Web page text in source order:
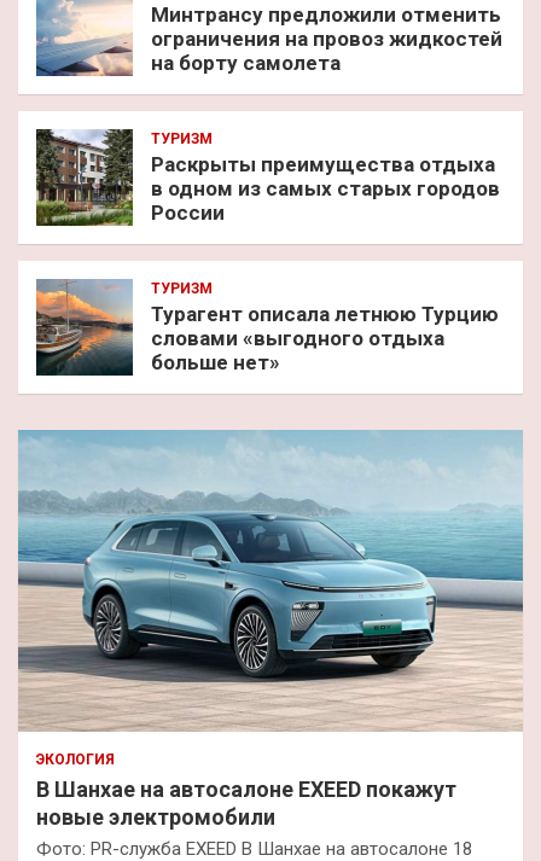
Минтрансу предложили отменить
ограничения на провоз жидкостей
на борту самолета
ТУРИЗМ
Раскрыты преимущества отдыха
в одном из самых старых городов
России
ТУРИЗМ
Турагент описала летнюю Турцию
словами «выгодного отдыха
больше нет»
ЭКОЛОГИЯ
В Шанхае на автосалоне EXEED покажут
новые электромобили
Фото: PR-служба EXEED В Шанхае на автосалоне 18